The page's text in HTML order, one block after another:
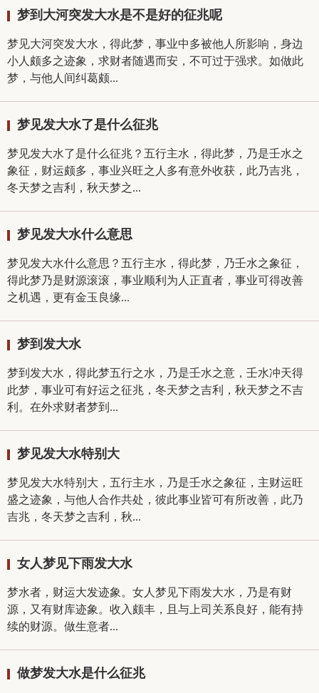
梦到大河突发大水是不是好的征兆呢
梦见大河突发大水，得此梦，事业中多被他人所影响，身边
小人颇多之迹象，求财者随遇而安，不可过于强求。如做此
梦，与他人间纠葛颇...
梦见发大水了是什么征兆
梦见发大水了是什么征兆？五行主水，得此梦，乃是壬水之
象征，财运颇多，事业兴旺之人多有意外收获，此乃吉兆，
冬天梦之吉利，秋天梦之...
梦见发大水什么意思
梦见发大水什么意思？五行主水，得此梦，乃壬水之象征，
得此梦乃是财源滚滚，事业顺利为人正直者，事业可得改善
之机遇，更有金玉良缘...
梦到发大水
梦到发大水，得此梦五行之水，乃是壬水之意，壬水冲天得
此梦，事业可有好运之征兆，冬天梦之吉利，秋天梦之不吉
利。在外求财者梦到...
梦见发大水特别大
梦见发大水特别大，五行主水，乃是壬水之象征，主财运旺
盛之迹象，与他人合作共处，彼此事业皆可有所改善，此乃
吉兆，冬天梦之吉利，秋...
女人梦见下雨发大水
梦水者，财运大发迹象。女人梦见下雨发大水，乃是有财
源，又有财库迹象。收入颇丰，且与上司关系良好，能有持
续的财源。做生意者...
做梦发大水是什么征兆